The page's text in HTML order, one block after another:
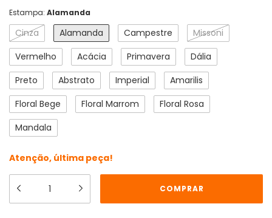
Estampa: Alamanda
Cinza Alamanda Campestre
Missoni
Vermelho
Acácia Primavera
Dália
Preto
Abstrato Imperial
Amarilis
Floral Bege
Floral Marrom
Floral Rosa
Mandala
Atenção, última peça!